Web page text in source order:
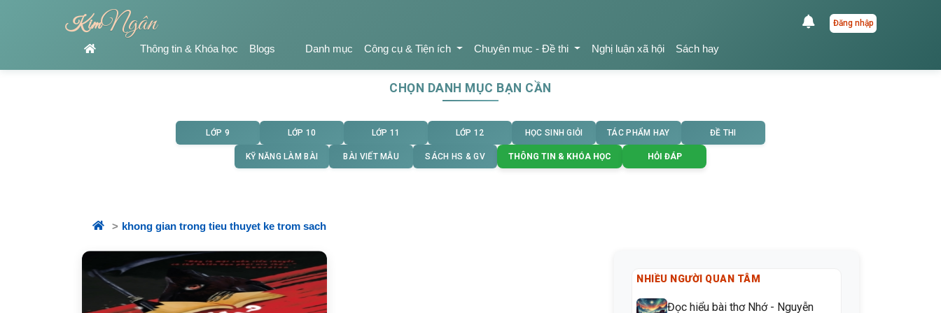
KimNgân Đăng nhập
Thông tin & Khóa học Blogs Danh mục Công cụ & Tiện ích Chuyên mục - Đề thi Nghị luận xã hội Sách hay
CHỌN DANH MỤC BẠN CẦN
LỚP 9 LỚP 10 LỚP 11 LỚP 12 HỌC SINH GIỎI TÁC PHẨM HAY ĐỀ THI
KỸ NĂNG LÀM BÀI BÀI VIẾT MẪU SÁCH HS & GV THÔNG TIN & KHÓA HỌC HỎI ĐÁP
khong gian trong tieu thuyet ke trom sach
NHIỀU NGƯỜI QUAN TÂM
Đọc hiểu bài thơ Nhớ - Nguyễn